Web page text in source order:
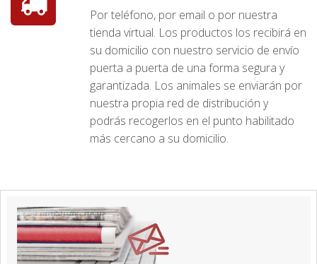
Por teléfono, por email o por nuestra
tienda virtual. Los productos los recibirá en
su domicilio con nuestro servicio de envío
puerta a puerta de una forma segura y
garantizada. Los animales se enviarán por
nuestra propia red de distribución y
podrás recogerlos en el punto habilitado
más cercano a su domicilio.